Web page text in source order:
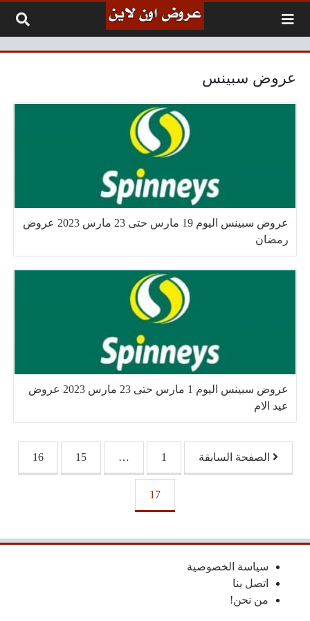
عروض سبينس
عروض سبينس اليوم 19 مارس حتى 23 مارس 2023 عروض
رمضان
عروض سبينس اليوم 1 مارس حتى 23 مارس 2023 عروض
عيد الام
تصفّح المقالات
الصفحة السابقة 1
…
15
16
17
سياسة الخصوصية
اتصل بنا
من نحن!